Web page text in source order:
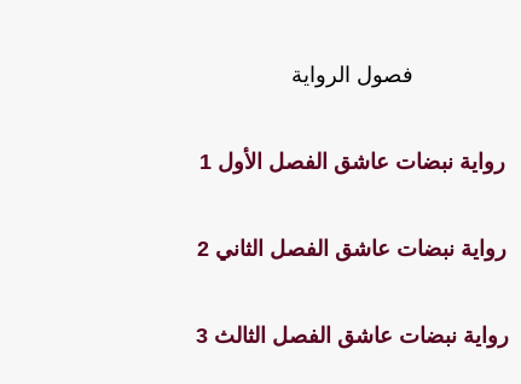
فصول الرواية
رواية نبضات عاشق الفصل الأول 1
رواية نبضات عاشق الفصل الثاني 2
رواية نبضات عاشق الفصل الثالث 3